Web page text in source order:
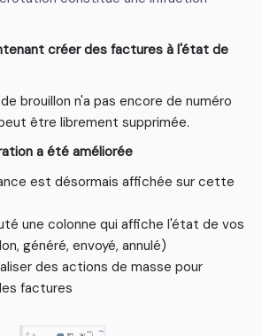
créer des factures à l'état de
brouillon n'a pas encore de numéro
être librement supprimée.
a été améliorée
est désormais affichée sur cette
une colonne qui affiche l'état de vos
généré, envoyé, annulé)
des actions de masse pour
factures